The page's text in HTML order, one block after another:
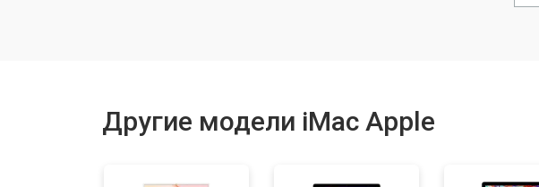
Другие модели iMac Apple